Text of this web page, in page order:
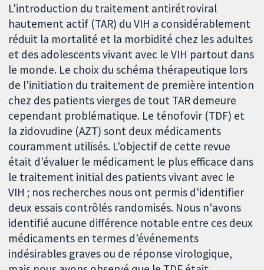
L'introduction du traitement antirétroviral
hautement actif (TAR) du VIH a considérablement
réduit la mortalité et la morbidité chez les adultes
et des adolescents vivant avec le VIH partout dans
le monde. Le choix du schéma thérapeutique lors
de l'initiation du traitement de première intention
chez des patients vierges de tout TAR demeure
cependant problématique. Le ténofovir (TDF) et
la zidovudine (AZT) sont deux médicaments
couramment utilisés. L'objectif de cette revue
était d'évaluer le médicament le plus efficace dans
le traitement initial des patients vivant avec le
VIH ; nos recherches nous ont permis d'identifier
deux essais contrôlés randomisés. Nous n'avons
identifié aucune différence notable entre ces deux
médicaments en termes d'événements
indésirables graves ou de réponse virologique,